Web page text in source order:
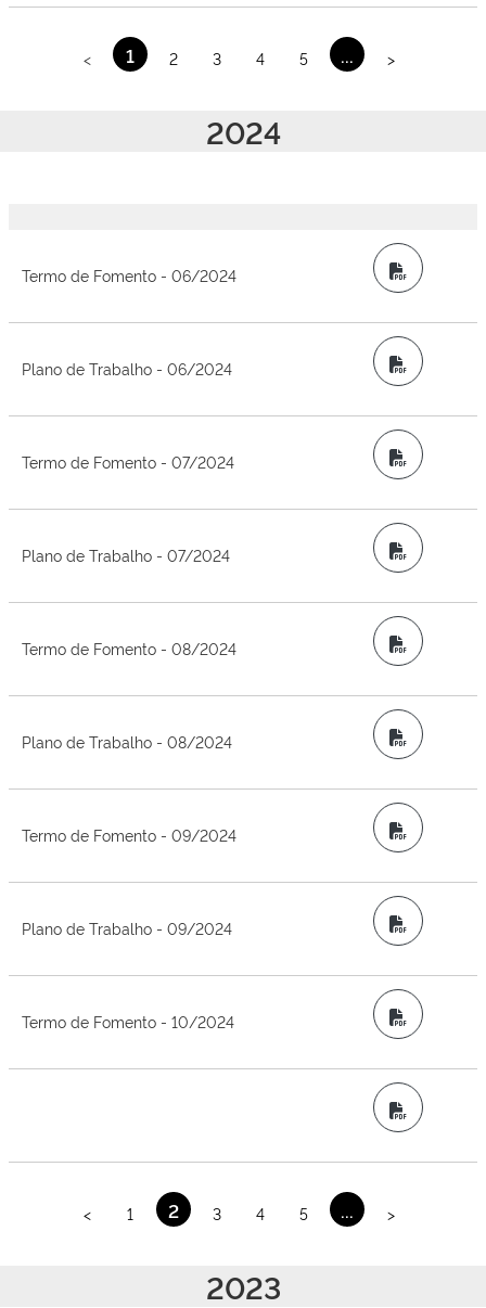
< 1 2 3 4 5 ... >
2024
Termo de Fomento - 06/2024 PDF
Plano de Trabalho - 06/2024 PDF
Termo de Fomento - 07/2024 PDF
Plano de Trabalho - 07/2024 PDF
Termo de Fomento - 08/2024 PDF
Plano de Trabalho - 08/2024 PDF
Termo de Fomento - 09/2024 PDF
Plano de Trabalho - 09/2024 PDF
Termo de Fomento - 10/2024 PDF
PDF
< 1 2 3 4 5 ... >
2023